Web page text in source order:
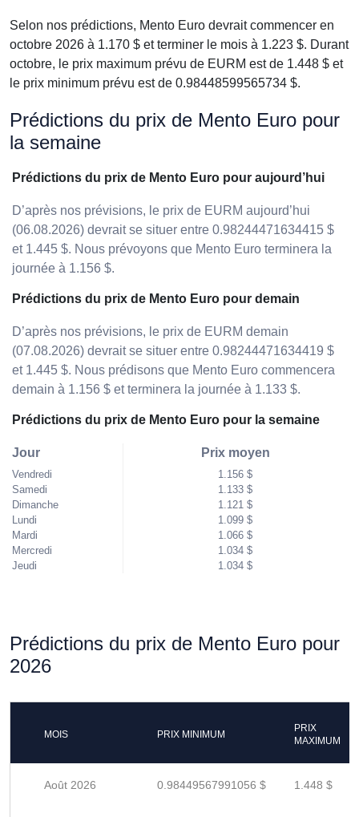
Selon nos prédictions, Mento Euro devrait commencer en
octobre 2026 à 1.170 $ et terminer le mois à 1.223 $. Durant
octobre, le prix maximum prévu de EURM est de 1.448 $ et
le prix minimum prévu est de 0.98448599565734 $.
Prédictions du prix de Mento Euro pour
la semaine
Prédictions du prix de Mento Euro pour aujourd’hui
D’après nos prévisions, le prix de EURM aujourd’hui
(06.08.2026) devrait se situer entre 0.98244471634415 $
et 1.445 $. Nous prévoyons que Mento Euro terminera la
journée à 1.156 $.
Prédictions du prix de Mento Euro pour demain
D’après nos prévisions, le prix de EURM demain
(07.08.2026) devrait se situer entre 0.98244471634419 $
et 1.445 $. Nous prédisons que Mento Euro commencera
demain à 1.156 $ et terminera la journée à 1.133 $.
Prédictions du prix de Mento Euro pour la semaine
Jour
Vendredi
Samedi
Dimanche
Lundi
Mardi
Mercredi
Jeudi
Prix moyen
1.156 $
1.133 $
1.121 $
1.099 $
1.066 $
1.034 $
1.034 $
Prédictions du prix de Mento Euro pour
2026
MOIS PRIX MINIMUM
PRIX
MAXIMUM
Août 2026 0.98449567991056 $ 1.448 $